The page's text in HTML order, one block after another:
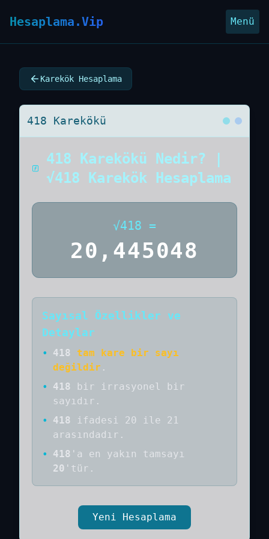
Hesaplama.Vip Menü
Karekök Hesaplama
418 Karekökü
418 Karekökü Nedir? |
√418 Karekök Hesaplama
√418 =
20,445048
Sayısal Özellikler ve
Detaylar
• 418
tam kare bir sayı
değildir .
•
418 bir
irrasyonel bir
sayıdır .
•
418
ifadesi 20 ile 21
arasındadır.
•
418 'a en yakın tamsayı
20 'tür.
Yeni Hesaplama